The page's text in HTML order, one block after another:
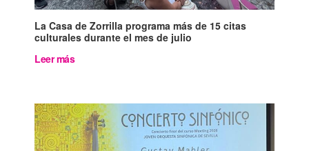
La Casa de Zorrilla programa más de 15 citas
culturales durante el mes de julio
Leer más